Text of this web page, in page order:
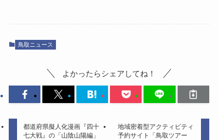
鳥取ニュース
よかったらシェアしてね！
都道府県擬人化漫画『四十
七大戦』の「山陰山陽編」
地域密着型アクティビティ
予約サイト「鳥取ツアー